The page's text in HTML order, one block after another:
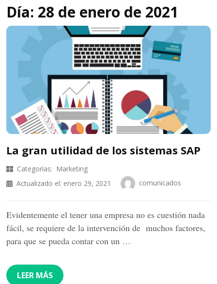
Día: 28 de enero de 2021
La gran utilidad de los sistemas SAP
Categorías: Marketing
Actualizado el: enero 29, 2021 comunicados
Evidentemente el tener una empresa no es cuestión nada
fácil, se requiere de la intervención de muchos factores,
para que se pueda contar con un …
LEER MÁS